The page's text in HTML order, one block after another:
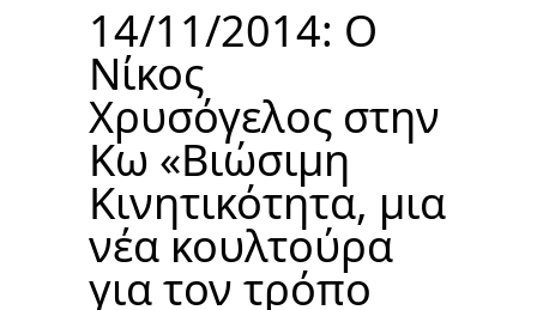
14/11/2014: Ο
Νίκος
Χρυσόγελος στην
Κω «Βιώσιμη
Κινητικότητα, μια
νέα κουλτούρα
για τον τρόπο